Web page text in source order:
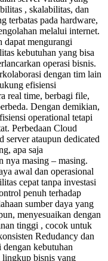
, skalabilitas, dan
terbatas pada hardware,
melalui internet.
dapat mengurangi
kebutuhan yang bisa
operasi bisnis.
dengan tim lain
efisiensi
real time, berbagi file,
Dengan demikian,
operational tetapi
Perbedaan Cloud
server ataupun dedicated
apa saja
nya masing – masing.
awal dan operasional
cepat tanpa investasi
penuh terhadap
sumber daya yang
menyesuaikan dengan
tinggi , cocok untuk
Redudancy dan
kebutuhan
bisnis yang